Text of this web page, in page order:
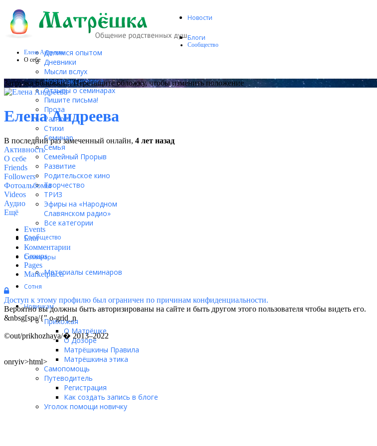
Новости
Блоги
Делимся опытом
Дневники
Мысли вслух
Новая экономика
Отзывы о семинарах
Пишите письма!
Проза
Разное
Стихи
Семинар
Семья
Семейный Прорыв
Развитие
Родительское кино
Творчество
ТРИЗ
Эфиры на «Народном
Славянском радио»
Все категории
Сообщество
Семинары
Материалы семинаров
Сотня
Новичкам
Прихожая
О Матрёшке
О Дозоре
Матрёшкины Правила
Матрёшкина этика
Самопомощь
Путеводитель
Регистрация
Как создать запись в блоге
Уголок помощи новичку
Сообщество
Елена Андреева
О себе
Загрузка обложки... Перетащите обложку, чтобы изменить положение
Елена Андреева
В последний раз замеченный онлайн, 4 лет назад
Активность
О себе
Friends
Followers
Фотоальбомы
Videos
Аудио
Ещё
Events
Блог
Комментарии
Groups
Pages
Marketplace
Доступ к этому профилю был ограничен по причинам конфиденциальности.
Вероятно вы должны быть авторизированы на сайте и быть другом этого пользователя чтобы видеть его.
&nbsg[spa/{" o-grid_n
©out/prikhozhaya/� 2013–2022
onryiv>html>